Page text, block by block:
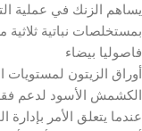
يساهم الزنك في عملية
بمستخلصات نباتية ثلاثية
فاصوليا بيضاء
أوراق الزيتون لمستويات
الكشمش الأسود لدعم
عندما يتعلق الأمر